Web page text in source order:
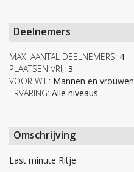
Deelnemers
MAX. AANTAL DEELNEMERS: 4
PLAATSEN VRIJ: 3
VOOR WIE: Mannen en vrouwen
ERVARING: Alle niveaus
Omschrijving
Last minute Ritje